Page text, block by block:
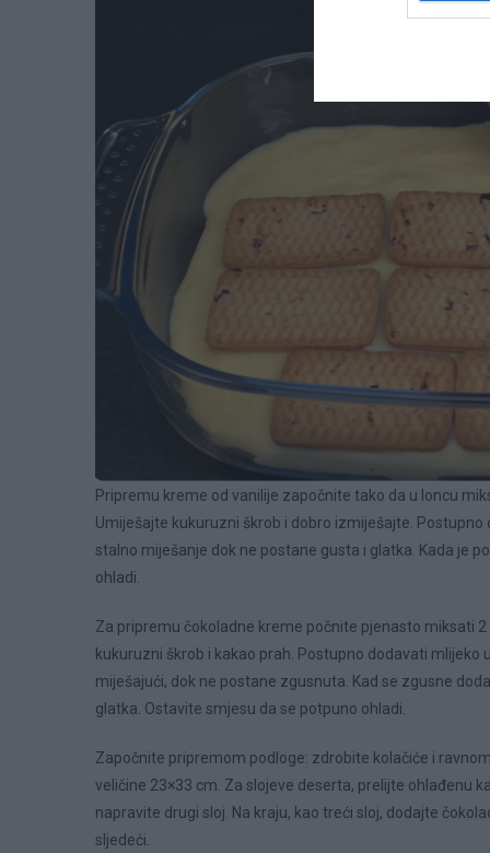
Pripremu kreme od vanilije započnite tako da u loncu
Umiješajte kukuruzni škrob i dobro izmiješajte.
stalno miješanje dok ne postane gusta i glatka. Kada je
ohladi.
Za pripremu čokoladne kreme počnite pjenasto miksati
kukuruzni škrob i kakao prah. Postupno dodavati
miješajući, dok ne postane zgusnuta. Kad se zgusne
glatka. Ostavite smjesu da se potpuno ohladi.
Započnite pripremom podloge: zdrobite kolačiće i
veličine 23×33 cm. Za slojeve deserta, prelijte ohlađenu
napravite drugi sloj. Na kraju, kao treći sloj, dodajte
sljedeći.